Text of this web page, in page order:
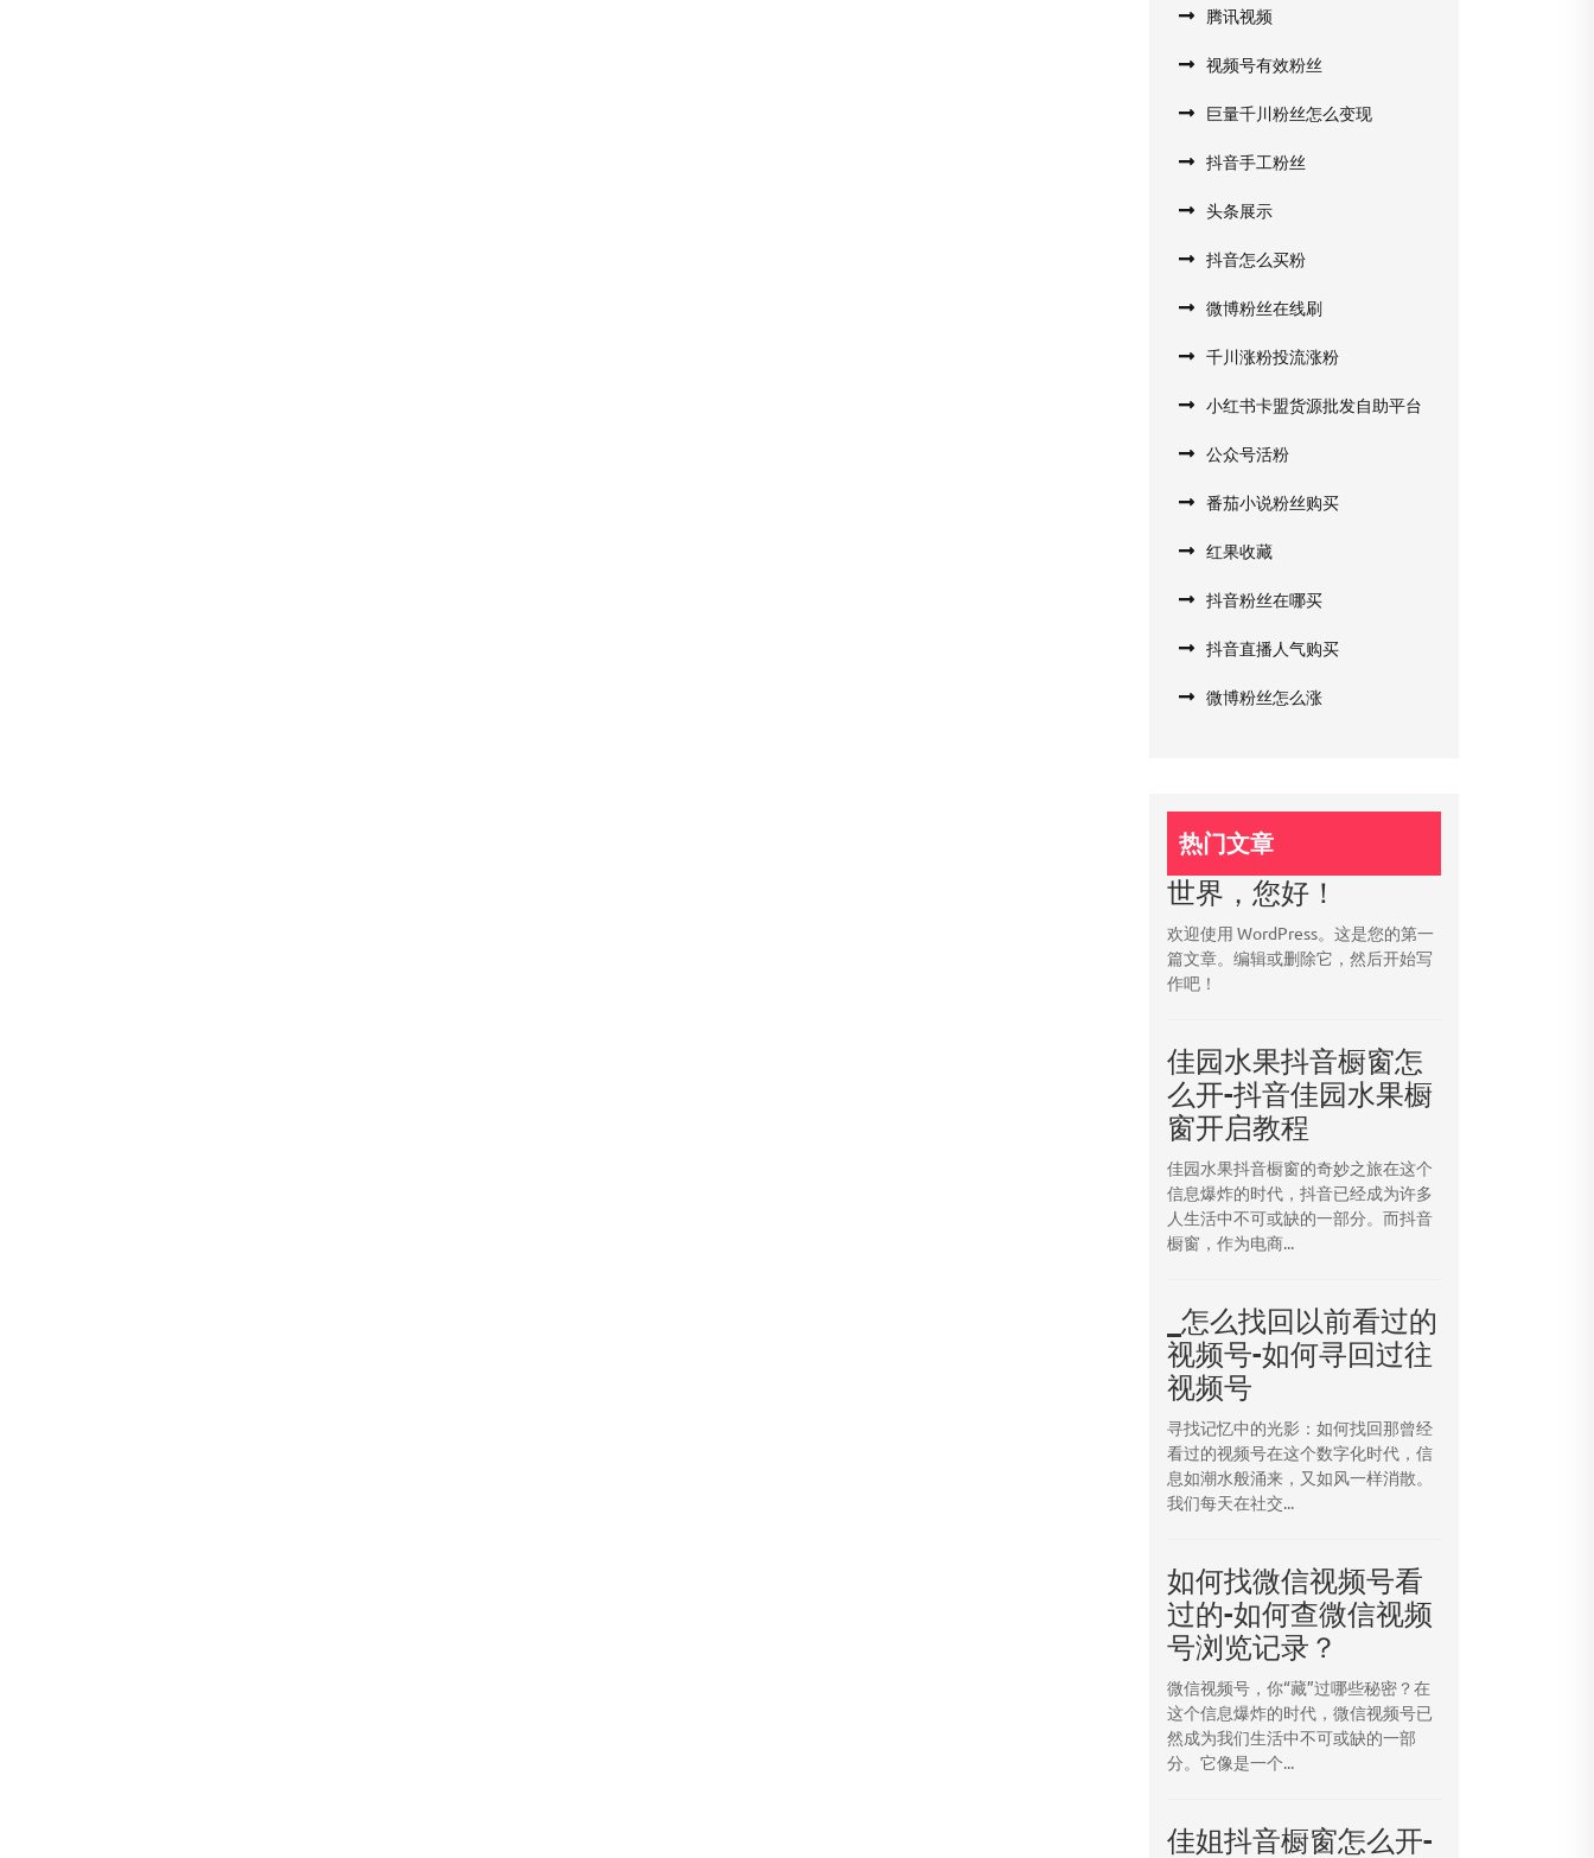
腾讯视频
视频号有效粉丝
巨量千川粉丝怎么变现
抖音手工粉丝
头条展示
抖音怎么买粉
微博粉丝在线刷
千川涨粉投流涨粉
小红书卡盟货源批发自助平台
公众号活粉
番茄小说粉丝购买
红果收藏
抖音粉丝在哪买
抖音直播人气购买
微博粉丝怎么涨
热门文章
世界，您好！
欢迎使用 WordPress。这是您的第一
篇文章。编辑或删除它，然后开始写
作吧！
佳园水果抖音橱窗怎
么开-抖音佳园水果橱
窗开启教程
佳园水果抖音橱窗的奇妙之旅在这个
信息爆炸的时代，抖音已经成为许多
人生活中不可或缺的一部分。而抖音
橱窗，作为电商...
_怎么找回以前看过的
视频号-如何寻回过往
视频号
寻找记忆中的光影：如何找回那曾经
看过的视频号在这个数字化时代，信
息如潮水般涌来，又如风一样消散。
我们每天在社交...
如何找微信视频号看
过的-如何查微信视频
号浏览记录？
微信视频号，你“藏”过哪些秘密？在
这个信息爆炸的时代，微信视频号已
然成为我们生活中不可或缺的一部
分。它像是一个...
佳姐抖音橱窗怎么开-